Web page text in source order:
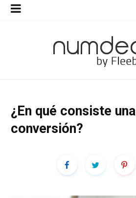
¿En qué consiste una
conversión?